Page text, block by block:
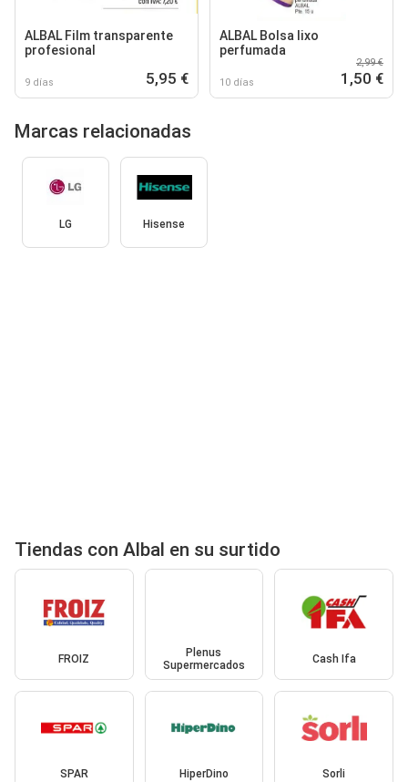
ALBAL Film transparente
profesional
9 días 5,95 €
ALBAL Bolsa lixo
perfumada
10 días
2,99 €
1,50 €
Marcas relacionadas
LG Hisense
Tiendas con Albal en su surtido
FROIZ
Plenus
Supermercados
Cash Ifa
SPAR HiperDino Sorli